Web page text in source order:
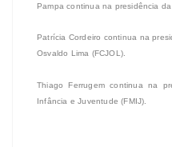
Pampa continua na presidência
Patrícia Cordeiro continua na
Osvaldo Lima (FCJOL).
Thiago Ferrugem continua na
Infância e Juventude (FMIJ).